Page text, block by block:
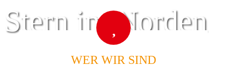
Stern im Norden
WER WIR SIND